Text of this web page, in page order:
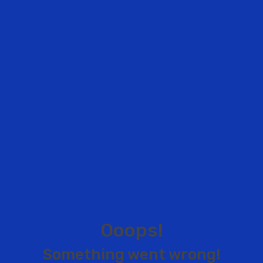
Ooops!
Something went wrong!